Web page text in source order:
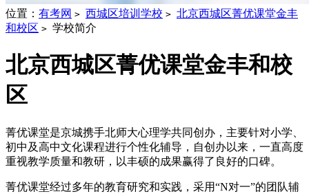
位置： 有考网 > 西城区培训学校 > 北京西城区菁优课堂金丰
和校区 > 学校简介
北京西城区菁优课堂金丰和校
区
菁优课堂是京城携手北师大心理学共同创办，主要针对小学、
初中及高中文化课程进行个性化辅导，自创办以来，一直高度
重视教学质量和教研，以丰硕的成果赢得了良好的口碑。
菁优课堂经过多年的教育研究和实践，采用“N对一”的团队辅